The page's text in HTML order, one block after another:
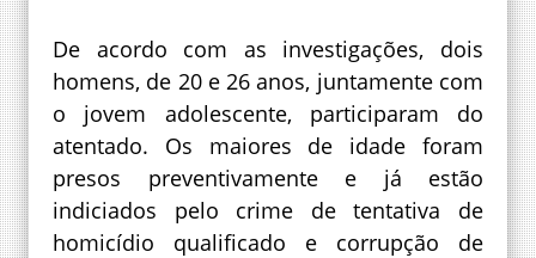
De acordo com as investigações, dois
homens, de 20 e 26 anos, juntamente com
o jovem adolescente, participaram do
atentado. Os maiores de idade foram
presos preventivamente e já estão
indiciados pelo crime de tentativa de
homicídio qualificado e corrupção de